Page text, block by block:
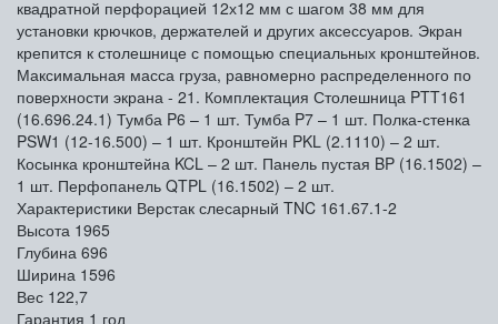
квадратной перфорацией 12х12 мм с шагом 38 мм для
установки крючков, держателей и других аксессуаров. Экран
крепится к столешнице с помощью специальных кронштейнов.
Максимальная масса груза, равномерно распределенного по
поверхности экрана - 21. Комплектация Столешница PTT161
(16.696.24.1) Тумба P6 – 1 шт. Тумба P7 – 1 шт. Полка-стенка
PSW1 (12-16.500) – 1 шт. Кронштейн PKL (2.1110) – 2 шт.
Косынка кронштейна KCL – 2 шт. Панель пустая BP (16.1502) –
1 шт. Перфопанель QTPL (16.1502) – 2 шт.
Характеристики Верстак слесарный TNC 161.67.1-2
Высота 1965
Глубина 696
Ширина 1596
Вес 122,7
Гарантия 1 год